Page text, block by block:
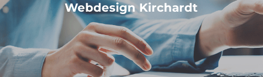
Webdesign Kirchardt